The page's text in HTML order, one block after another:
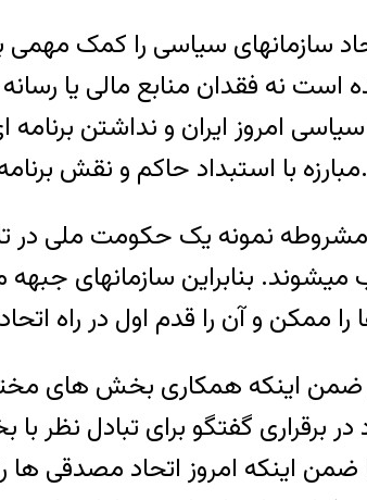
سیاسی را کمک مهمی به
نه فقدان منابع مالی یا
امروز ایران و نداشتن
مبارزه با استبداد حاکم و نقش برنامه ریزی شده ای است که باید برای خود ترسیم کنند.
نمونه یک حکومت ملی در
بنابراین سازمانهای جبهه
ضمن اینکه همکاری بخش های
گفتگو برای تبادل نظر
اینکه امروز اتحاد مصدقی ها